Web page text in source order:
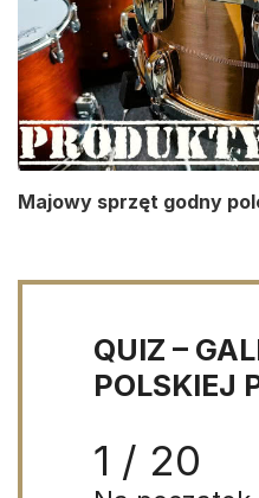
Majowy sprzęt godny
QUIZ –
POLSKIEJ
1 / 20